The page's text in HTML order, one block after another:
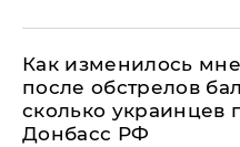
Как изменилось
после обстрелов
сколько украинцев
Донбасс РФ